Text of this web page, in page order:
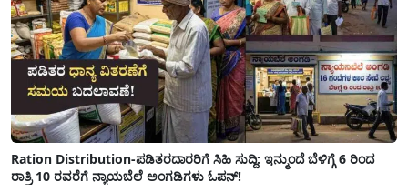
Ration Distribution-ಪಡಿತರದಾರರಿಗೆ ಸಿಹಿ ಸುದ್ದಿ: ಇನ್ಮುಂದೆ ಬೆಳಿಗ್ಗೆ 6 ರಿಂದ
ರಾತ್ರಿ 10 ರವರೆಗೆ ನ್ಯಾಯಬೆಲೆ ಅಂಗಡಿಗಳು ಓಪನ್!